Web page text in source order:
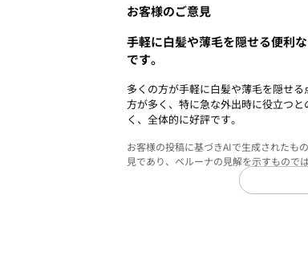
お客様のご意見
手軽に白髪や薄毛を隠せる便利
です。
多くの方が手軽に白髪や薄毛を隠せ
方が多く、特に急な外出時に役立つ
く、全体的に好評です。
お客様の投稿に基づきAIで生成されたも
見であり、ベルーナの見解を示すもので